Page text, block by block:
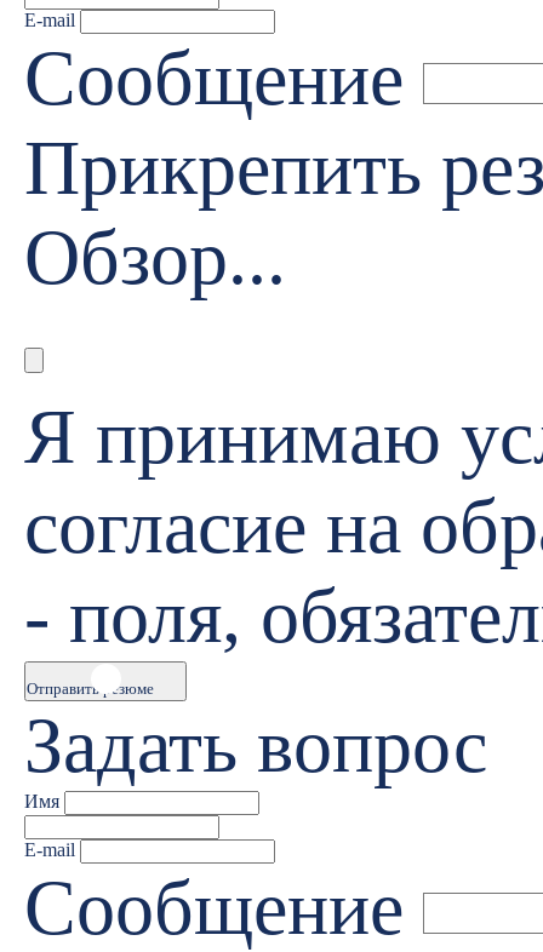
E-mail
Сообщение
Прикрепить
Обзор...
Я принимаю
согласие на
- поля,
Отправить резюме
Задать вопрос
Имя
E-mail
Сообщение